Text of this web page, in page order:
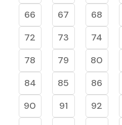
66
67 68
72
73 74
78
79 80
84
85 86
90
91 92